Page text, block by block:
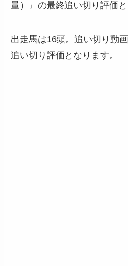
量）』の最終追い切り評価と
出走馬は16頭。追い切り動
追い切り評価となります。